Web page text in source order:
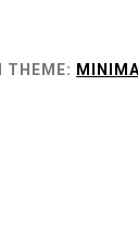
THEME: